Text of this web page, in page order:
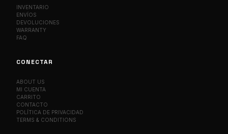
INVENTARIO
ENVÍOS
DEVOLUCIONES
WARRANTY
FAQ
CONECTAR
ABOUT US
MI CUENTA
CARRITO
CONTACTO
POLÍTICA DE PRIVACIDAD
TERMS & CONDITIONS